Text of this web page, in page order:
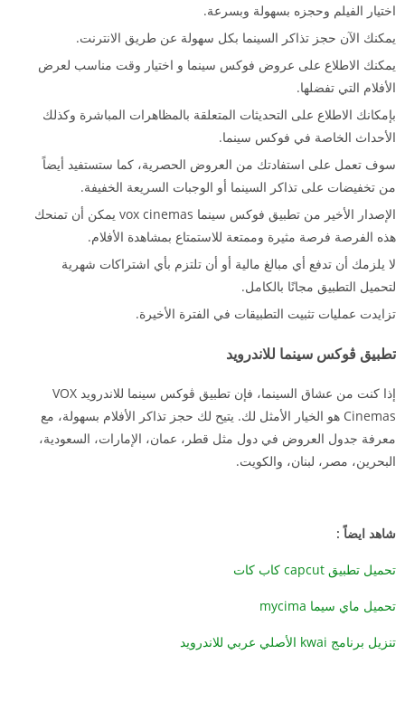
اختيار الفيلم وحجزه بسهولة وبسرعة.
يمكنك الآن حجز تذاكر السينما بكل سهولة عن طريق الانترنت.
يمكنك الاطلاع على عروض فوكس سينما و اختيار وقت مناسب لعرض
الأفلام التي تفضلها.
بإمكانك الاطلاع على التحديثات المتعلقة بالمظاهرات المباشرة وكذلك
الأحداث الخاصة في فوكس سينما.
سوف تعمل على استفادتك من العروض الحصرية، كما ستستفيد أيضاً
من تخفيضات على تذاكر السينما أو الوجبات السريعة الخفيفة.
الإصدار الأخير من تطبيق فوكس سينما vox cinemas يمكن أن تمنحك
هذه الفرصة فرصة مثيرة وممتعة للاستمتاع بمشاهدة الأفلام.
لا يلزمك أن تدفع أي مبالغ مالية أو أن تلتزم بأي اشتراكات شهرية
لتحميل التطبيق مجانًا بالكامل.
تزايدت عمليات تثبيت التطبيقات في الفترة الأخيرة.
تطبيق ڤوكس سينما للاندرويد
إذا كنت من عشاق السينما، فإن تطبيق ڤوكس سينما للاندرويد VOX
Cinemas هو الخيار الأمثل لك. يتيح لك حجز تذاكر الأفلام بسهولة، مع
معرفة جدول العروض في دول مثل قطر، عمان، الإمارات، السعودية،
البحرين، مصر، لبنان، والكويت.
شاهد ايضاً :
تحميل تطبيق capcut كاب كات
تحميل ماي سيما mycima
تنزيل برنامج kwai الأصلي عربي للاندرويد